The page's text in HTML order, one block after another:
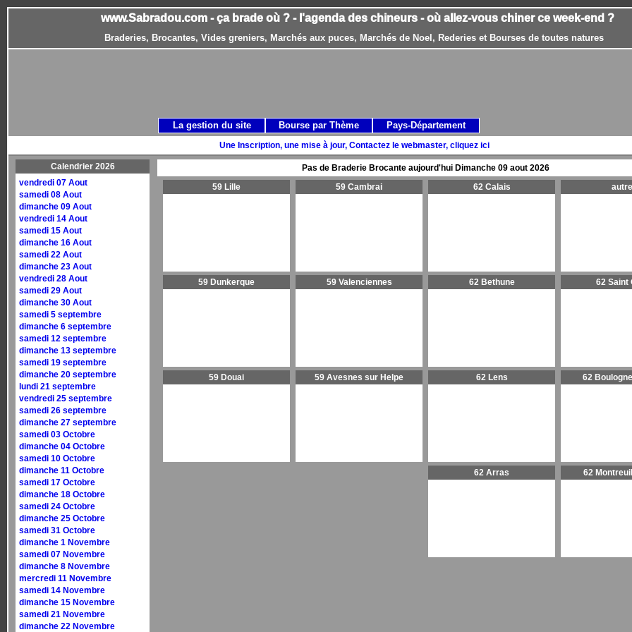
www.Sabradou.com - ça brade où ? - l'agenda des chineurs - où allez-vous chiner ce week-end ?
Braderies, Brocantes, Vides greniers, Marchés aux puces, Marchés de Noel, Rederies et Bourses de toutes natures
Une Inscription, une mise à jour, Contactez le webmaster, cliquez ici
Calendrier 2026
vendredi 07 Aout
samedi 08 Aout
dimanche 09 Aout
vendredi 14 Aout
samedi 15 Aout
dimanche 16 Aout
samedi 22 Aout
dimanche 23 Aout
vendredi 28 Aout
samedi 29 Aout
dimanche 30 Aout
samedi 5 septembre
dimanche 6 septembre
samedi 12 septembre
dimanche 13 septembre
samedi 19 septembre
dimanche 20 septembre
lundi 21 septembre
vendredi 25 septembre
samedi 26 septembre
dimanche 27 septembre
samedi 03 Octobre
dimanche 04 Octobre
samedi 10 Octobre
dimanche 11 Octobre
samedi 17 Octobre
dimanche 18 Octobre
samedi 24 Octobre
dimanche 25 Octobre
samedi 31 Octobre
dimanche 1 Novembre
samedi 07 Novembre
dimanche 8 Novembre
mercredi 11 Novembre
samedi 14 Novembre
dimanche 15 Novembre
samedi 21 Novembre
dimanche 22 Novembre
Pas de Braderie Brocante aujourd'hui Dimanche 09 aout 2026
59 Lille
59 Dunkerque
59 Douai
59 Cambrai
59 Valenciennes
59 Avesnes sur Helpe
62 Calais
62 Bethune
62 Lens
62 Arras
62 Saint
62
62
La gestion du site Bourse par Thème Pays-Département